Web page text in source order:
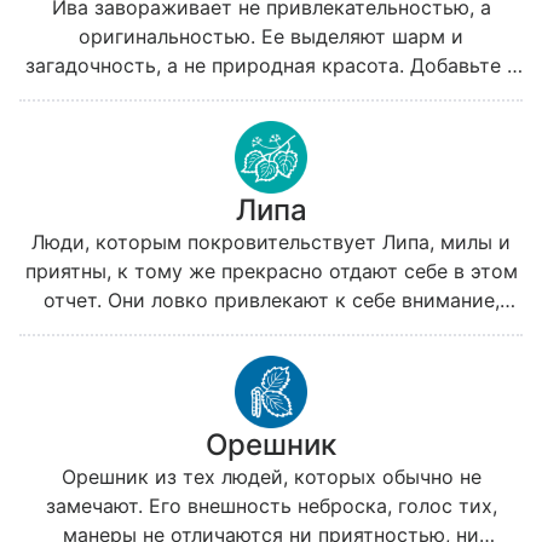
Ива завораживает не привлекательностью, а
оригинальностью. Ее выделяют шарм и
загадочность, а не природная красота. Добавьте к
этому бесконечную увлеченность Ивы, ее
порывистость, будоражащие неосознанные
желания — и вы поймете, почему она всегда
окружена поклонниками и почитателями.
Липа
Люди, которым покровительствует Липа, милы и
приятны, к тому же прекрасно отдают себе в этом
отчет. Они ловко привлекают к себе внимание,
знают, как завоевать симпатии и произвести
хорошее впечатление. Прекрасно разбираясь в
психологии других людей, Липа почти не понимает
себя.
Орешник
Орешник из тех людей, которых обычно не
замечают. Его внешность неброска, голос тих,
манеры не отличаются ни приятностью, ни